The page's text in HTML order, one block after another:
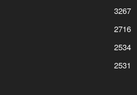
3267
2716
2534
2531